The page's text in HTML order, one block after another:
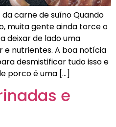
carne de suíno Quando
muita gente ainda torce o
deixar de lado uma
e nutrientes. A boa notícia
desmistificar tudo isso e
porco é uma […]
e